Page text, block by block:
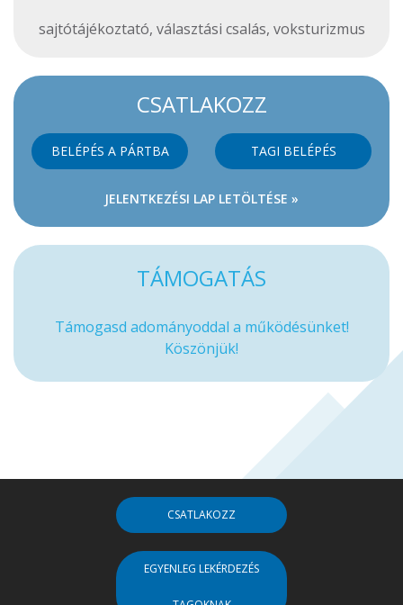
sajtótájékoztató, választási csalás, voksturizmus
CSATLAKOZZ
BELÉPÉS A PÁRTBA TAGI BELÉPÉS
JELENTKEZÉSI LAP LETÖLTÉSE »
TÁMOGATÁS
Támogasd adományoddal a működésünket!
Köszönjük!
CSATLAKOZZ
EGYENLEG LEKÉRDEZÉS